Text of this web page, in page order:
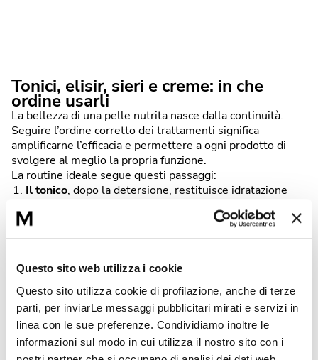
Questo sito web utilizza i cookie
Questo sito utilizza cookie di profilazione, anche di terze
parti, per inviarLe messaggi pubblicitari mirati e servizi in
linea con le sue preferenze. Condividiamo inoltre le
informazioni sul modo in cui utilizza il nostro sito con i
Tonici, elisir, sieri e creme: in che
ordine usarli
La bellezza di una pelle nutrita nasce dalla continuità.
Seguire l’ordine corretto dei trattamenti significa
amplificarne l’efficacia e permettere a ogni prodotto di
svolgere al meglio la propria funzione.
La routine ideale segue questi passaggi:
Iltonico, dopo la detersione, restituisce idratazione
formule ideali contengono acido lattico, urea, acque
floreali antiossidanti o estratti vegetali lenitivi, come
Essence, la lozione tonica Matis della linea Réponse
L'elisir universale di bellezzaè il cuore della skincare
viso: un trattamento che prepara la cute agli step
successivi e ne potenzia la capacità di
rigenerazione.Cell-Expert Sérum, a base di cellule
staminali di rosa bianca, è un perfezionatore di